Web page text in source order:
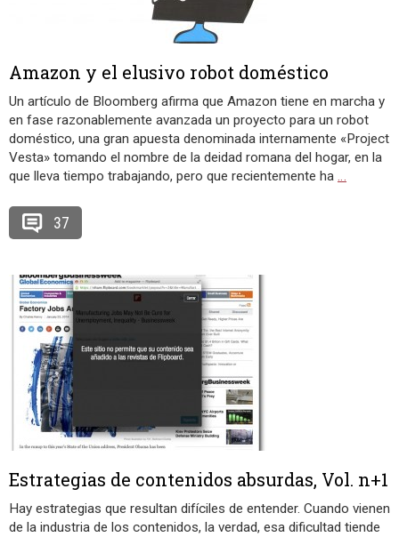
Amazon y el elusivo robot doméstico
Un artículo de Bloomberg afirma que Amazon tiene en marcha y
en fase razonablemente avanzada un proyecto para un robot
doméstico, una gran apuesta denominada internamente «Project
Vesta» tomando el nombre de la deidad romana del hogar, en la
que lleva tiempo trabajando, pero que recientemente ha …
37
Estrategias de contenidos absurdas, Vol. n+1
Hay estrategias que resultan difíciles de entender. Cuando vienen
de la industria de los contenidos, la verdad, esa dificultad tiende